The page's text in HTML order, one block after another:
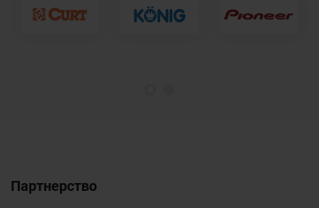
Партнерство